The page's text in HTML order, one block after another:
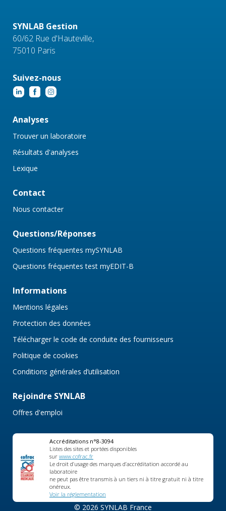
SYNLAB Gestion
60/62 Rue d'Hauteville,
75010 Paris
Suivez-nous
Analyses
Trouver un laboratoire
Résultats d'analyses
Lexique
Contact
Nous contacter
Questions/Réponses
Questions fréquentes mySYNLAB
Questions fréquentes test myEDIT-B
Informations
Mentions légales
Protection des données
Télécharger le code de conduite des fournisseurs
Politique de cookies
Conditions générales d’utilisation
Rejoindre SYNLAB
Offres d'emploi
Accréditations n°8-3094
Listes des sites et portées disponibles
sur www.cofrac.fr
Le droit d’usage des marques d’accréditation accordé au
laboratoire
ne peut pas être transmis à un tiers ni à titre gratuit ni à titre
onéreux.
Voir la réglementation
© 2026 SYNLAB France